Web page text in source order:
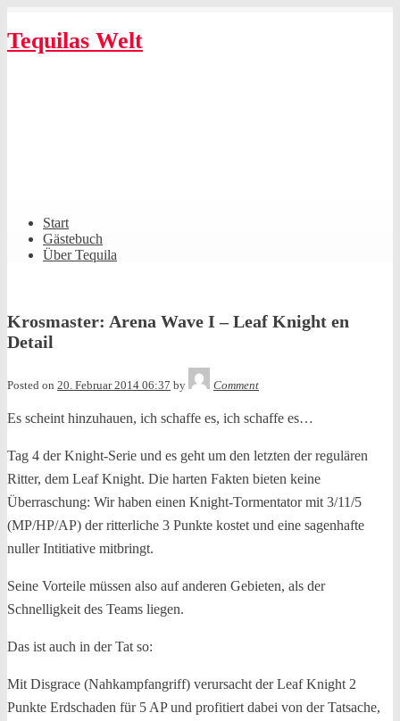
to
content
Tequilas Welt
Primary
Navigation
Start
Gästebuch
Über Tequila
Krosmaster: Arena Wave I – Leaf Knight en
Detail
Posted on 20. Februar 2014 06:37 by
Comment
Es scheint hinzuhauen, ich schaffe es, ich schaffe es…
Tag 4 der Knight-Serie und es geht um den letzten der regulären
Ritter, dem Leaf Knight. Die harten Fakten bieten keine
Überraschung: Wir haben einen Knight-Tormentator mit 3/11/5
(MP/HP/AP) der ritterliche 3 Punkte kostet und eine sagenhafte
nuller Intitiative mitbringt.
Seine Vorteile müssen also auf anderen Gebieten, als der
Schnelligkeit des Teams liegen.
Das ist auch in der Tat so:
Mit Disgrace (Nahkampfangriff) verursacht der Leaf Knight 2
Punkte Erdschaden für 5 AP und profitiert dabei von der Tatsache,